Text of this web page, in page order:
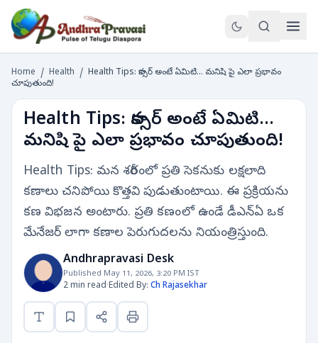
Home / Health / Health Tips: కాన్సర్ అంటే ఏమిటి... మనిషి పై ఎలా ప్రభావం
చూపుతుంది!
Health Tips: కాన్సర్ అంటే ఏమిటి...
మనిషి పై ఎలా ప్రభావం చూపుతుంది!
Health Tips: మన శరీరంలో ప్రతి సెకనుకు లక్షలాది
కణాలు చనిపోయి కొత్తవి పుడుతుంటాయి. ఈ ప్రక్రియను
కణ విభజన అంటారు. ప్రతి కణంలో ఉండే డీఎన్ఏ ఒక
మేనేజర్ లాగా కణాల పెరుగుదలను నియంత్రిస్తుంది.
Andhrapravasi Desk
Published May 11, 2026, 3:20 PM IST
2 min read·Edited By: Ch Rajasekhar